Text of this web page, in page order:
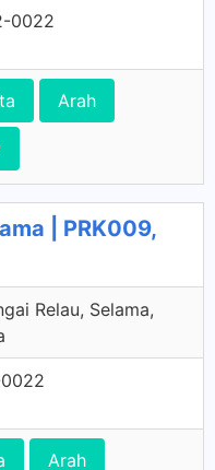
0022
Arah
| PRK009,
Relau, Selama,
Arah